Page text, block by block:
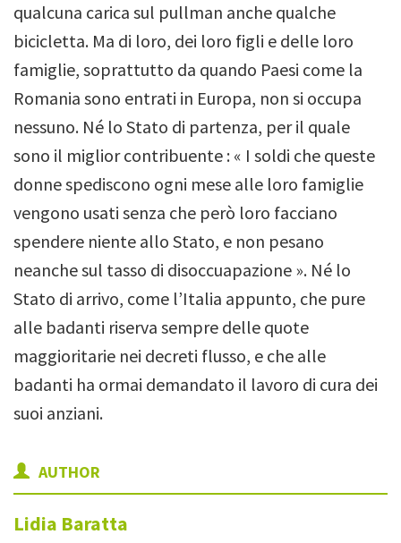
qualcuna carica sul pullman anche qualche
bicicletta. Ma di loro, dei loro figli e delle loro
famiglie, soprattutto da quando Paesi come la
Romania sono entrati in Europa, non si occupa
nessuno. Né lo Stato di partenza, per il quale
sono il miglior contribuente : « I soldi che queste
donne spediscono ogni mese alle loro famiglie
vengono usati senza che però loro facciano
spendere niente allo Stato, e non pesano
neanche sul tasso di disoccuapazione ». Né lo
Stato di arrivo, come l’Italia appunto, che pure
alle badanti riserva sempre delle quote
maggioritarie nei decreti flusso, e che alle
badanti ha ormai demandato il lavoro di cura dei
suoi anziani.
AUTHOR
Lidia Baratta